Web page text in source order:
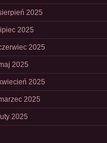
2025
lipiec 2025
2025
2025
kwiecień 2025
2025
luty 2025